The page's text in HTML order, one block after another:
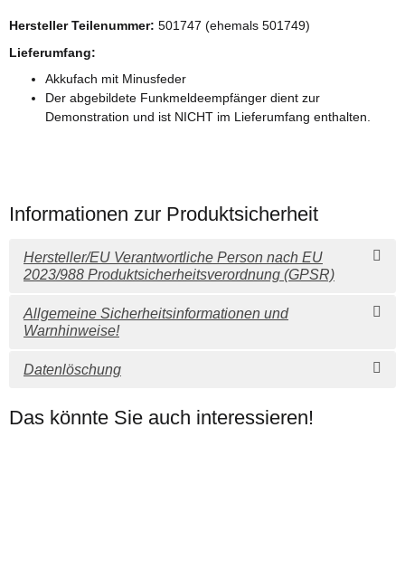
Hersteller Teilenummer: 501747 (ehemals 501749)
Lieferumfang:
Akkufach mit Minusfeder
Der abgebildete Funkmeldeempfänger dient zur
Demonstration und ist NICHT im Lieferumfang enthalten.
Informationen zur Produktsicherheit
Hersteller/EU Verantwortliche Person nach EU
2023/988 Produktsicherheitsverordnung (GPSR)
Allgemeine Sicherheitsinformationen und
Warnhinweise!
Datenlöschung
Das könnte Sie auch interessieren!